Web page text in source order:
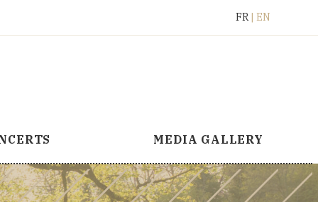
FRFrançais
ENEnglish
MEDIA GALLERY